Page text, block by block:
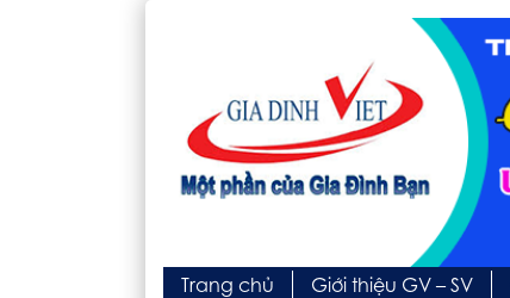
Trang chủ Giới thiệu GV – SV